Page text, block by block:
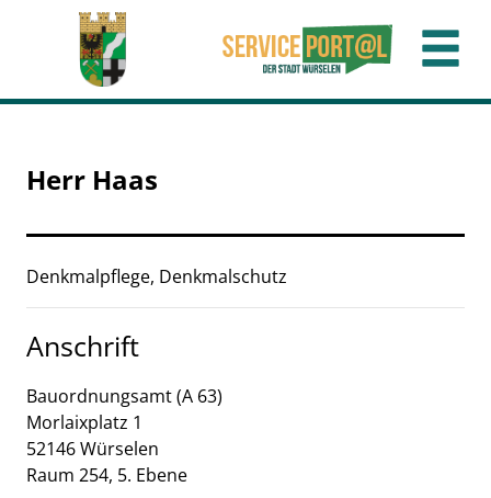
Zum Hauptinhalt springen
Zum Header
Zum Hauptinhalt
Zum Footer
Herr Haas
Beschreibung
Denkmalpflege, Denkmalschutz
Anschrift
Bauordnungsamt (A 63)
Morlaixplatz 1
52146Würselen
Raum 254, 5. Ebene